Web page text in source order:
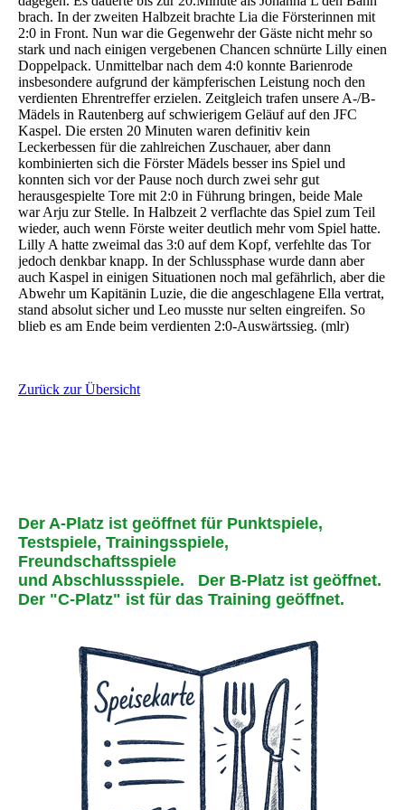
brach. In der zweiten Halbzeit brachte Lia die Försterinnen mit
2:0 in Front. Nun war die Gegenwehr der Gäste nicht mehr so
stark und nach einigen vergebenen Chancen schnürte Lilly einen
Doppelpack. Unmittelbar nach dem 4:0 konnte Barienrode
insbesondere aufgrund der kämpferischen Leistung noch den
verdienten Ehrentreffer erzielen. Zeitgleich trafen unsere A-/B-
Mädels in Rautenberg auf schwierigem Geläuf auf den JFC
Kaspel. Die ersten 20 Minuten waren definitiv kein
Leckerbessen für die zahlreichen Zuschauer, aber dann
kombinierten sich die Förster Mädels besser ins Spiel und
konnten sich vor der Pause noch durch zwei sehr gut
herausgespielte Tore mit 2:0 in Führung bringen, beide Male
war Arju zur Stelle. In Halbzeit 2 verflachte das Spiel zum Teil
wieder, auch wenn Förste weiter deutlich mehr vom Spiel hatte.
Lilly A hatte zweimal das 3:0 auf dem Kopf, verfehlte das Tor
jedoch denkbar knapp. In der Schlussphase wurde dann aber
auch Kaspel in einigen Situationen noch mal gefährlich, aber die
Abwehr um Kapitänin Luzie, die die angeschlagene Ella vertrat,
stand absolut sicher und Leo musste nur selten eingreifen. So
blieb es am Ende beim verdienten 2:0-Auswärtssieg. (mlr)
Zurück zur Übersicht
Der A-Platz ist geöffnet für Punktspiele,
Testspiele, Trainingsspiele,
Freundschaftsspiele
und Abschlussspiele.
Der B-Platz ist geöffnet.
Der "C-Platz" ist für das Training geöffnet.